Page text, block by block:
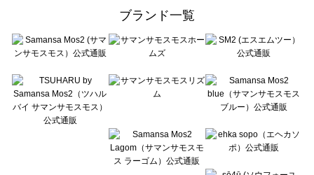
sō4ū（ソウフォーユー）のワンピース一覧
Te chichi（テチチ）のワンピース一覧
Te chichi CLASSIC（テチチ クラシック）のワンピース一覧
Lugnoncure（ルノンキュール）のワンピース一覧
BETTY'S BLUE（べティーズブルー）のワンピース一覧
Wpc.（ワールドパーティー）のワンピース一覧
ブランド一覧